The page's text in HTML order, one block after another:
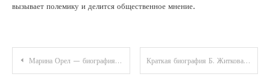
вызывает полемику и делится общественное мнение.
Навигация
Марина Орел — биография, достижения и интересные факты на официальном сайте! Краткая биография Б. Житкова для 4 класса — интересная история о жизни известного писателя